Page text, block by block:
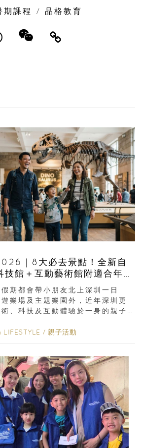
期課程 / 品格教育
｜8大必去景點！全新自
技館＋互動藝術館附適合年
放時間
期都會帶小朋友北上深圳一日
樂場及主題樂園外，近年深圳更
、科技及互動體驗於一身的親子
LIFESTYLE / 親子活動